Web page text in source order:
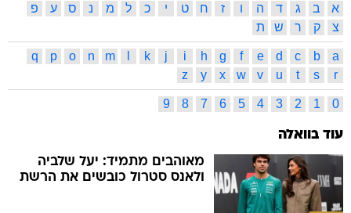
א ב ג ד ה ו ז ח ט י כ ל מ נ ס ע
פ
צ
ק ר ש ת
a
b
c
d
e
f
g
h
i
j
k
m
n
o
p
q
r
s
t
u
v
w
x
y
z
0
1
2
3
4
5
6
7
8
9
עוד בוואלה
מאוהבים מתמיד: יעל שלביה
ולאנס סטרול כובשים את הרשת